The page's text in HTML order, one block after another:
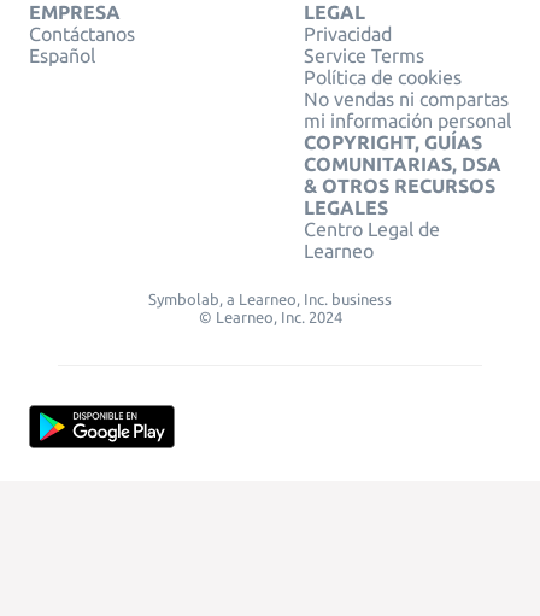
EMPRESA
Contáctanos
Español
LEGAL
Privacidad
Service Terms
Política de cookies
No vendas ni compartas
mi información personal
COPYRIGHT, GUÍAS
COMUNITARIAS, DSA
& OTROS RECURSOS
LEGALES
Centro Legal de
Learneo
Symbolab, a Learneo, Inc. business
© Learneo, Inc. 2024